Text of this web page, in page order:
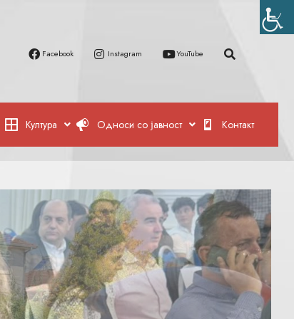
Facebook Instagram YouTube
Култура Односи со јавност Контакт